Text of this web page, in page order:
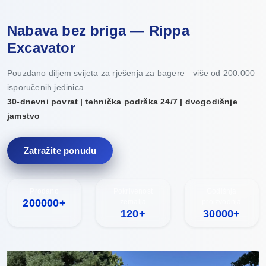
Nabava bez briga — Rippa
Excavator
Pouzdano diljem svijeta za rješenja za bagere—više od 200.000
isporučenih jedinica.
30-dnevni povrat | tehnička podrška 24/7 | dvogodišnje
jamstvo
Zatražite ponudu
200000+
120+ 30000+